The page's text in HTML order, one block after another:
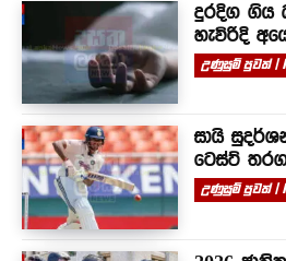
දුරදිග ගිය
හැවිරිදි
උණුසුම් පුවත් |
සායි
ටෙස්ට්
උණුසුම් පුවත් |